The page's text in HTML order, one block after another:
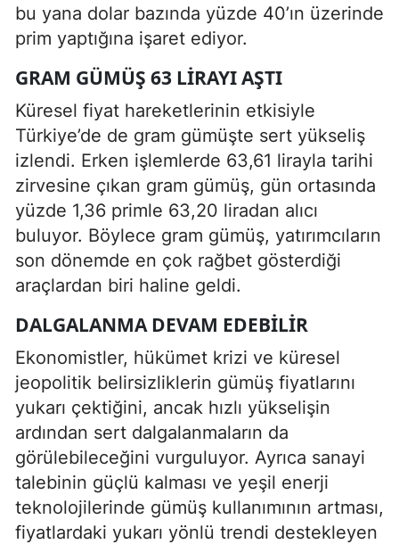
bu yana dolar bazında yüzde 40’ın üzerinde
prim yaptığına işaret ediyor.
GRAM GÜMÜŞ 63 LIRAYI AŞTI
Küresel fiyat hareketlerinin etkisiyle
Türkiye’de de gram gümüşte sert yükseliş
izlendi. Erken işlemlerde 63,61 lirayla tarihi
zirvesine çıkan gram gümüş, gün ortasında
yüzde 1,36 primle 63,20 liradan alıcı
buluyor. Böylece gram gümüş, yatırımcıların
son dönemde en çok rağbet gösterdiği
araçlardan biri haline geldi.
DALGALANMA DEVAM EDEBILIR
Ekonomistler, hükümet krizi ve küresel
jeopolitik belirsizliklerin gümüş fiyatlarını
yukarı çektiğini, ancak hızlı yükselişin
ardından sert dalgalanmaların da
görülebileceğini vurguluyor. Ayrıca sanayi
talebinin güçlü kalması ve yeşil enerji
teknolojilerinde gümüş kullanımının artması,
fiyatlardaki yukarı yönlü trendi destekleyen